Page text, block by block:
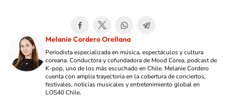
Melanie Cordero Orellana
Periodista especializada en música, espectáculos y cultura
coreana. Conductora y cofundadora de Mood Corea, podcast de
K-pop, uno de los más escuchado en Chile. Melanie Cordero
cuenta con amplia trayectoria en la cobertura de conciertos,
festivales, noticias musicales y entretenimiento global en
LOS40 Chile.